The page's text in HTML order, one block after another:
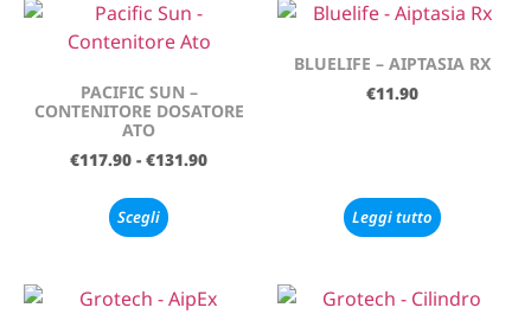
PACIFIC SUN –
CONTENITORE DOSATORE
ATO
€117.90 - €131.90
Scegli
BLUELIFE – AIPTASIA RX
€11.90
Leggi tutto